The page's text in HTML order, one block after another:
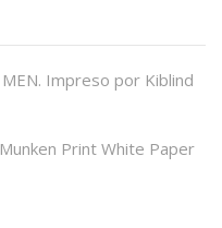
Impreso por Kiblind
Print White Paper